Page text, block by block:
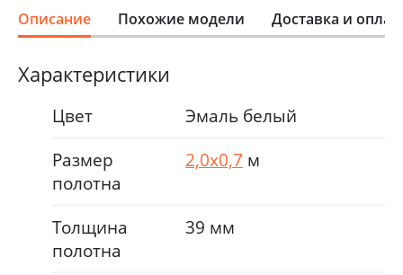
Описание Похожие модели Доставка и
Характеристики
Цвет
Эмаль белый
Размер
полотна
2,0х0,7 м
Толщина
полотна
39 мм